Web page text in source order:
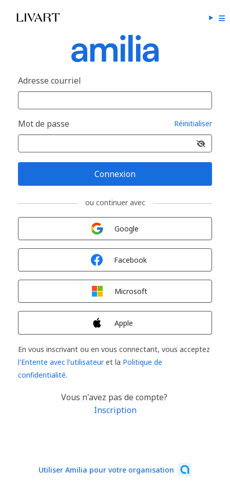
Adresse courriel
Mot de passe Réinitialiser
Connexion
ou continuer avec
Google
Facebook
Microsoft
Apple
En vous inscrivant ou en vous connectant, vous acceptez
l'Entente avec l'utilisateuret la Politique de
confidentialité.
Vous n'avez pas de compte?
Inscription
Utiliser Amilia pour votre organisation